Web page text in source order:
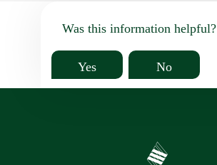
Was this information helpful?
Yes No